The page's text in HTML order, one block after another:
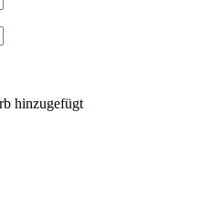
hinzugefügt